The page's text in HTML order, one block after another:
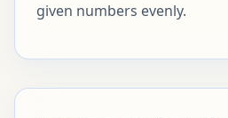
given numbers evenly.